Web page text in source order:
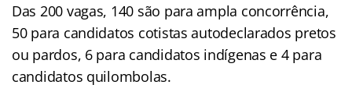
Das 200 vagas, 140 são para ampla concorrência,
50 para candidatos cotistas autodeclarados pretos
ou pardos, 6 para candidatos indígenas e 4 para
candidatos quilombolas.